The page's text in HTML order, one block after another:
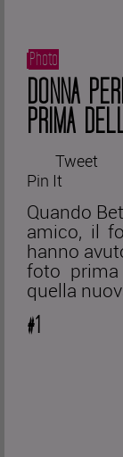
Photo
DONNA
PRIMA
Tweet
Pin It
Quando
amico, il
hanno
foto
quella
#1